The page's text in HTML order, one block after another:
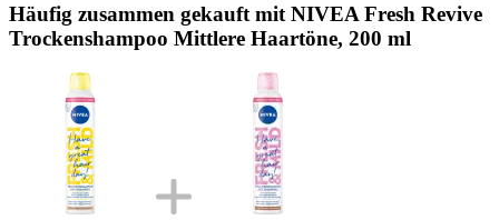
Häufig zusammen gekauft mit NIVEA Fresh Revive
Trockenshampoo Mittlere Haartöne, 200 ml